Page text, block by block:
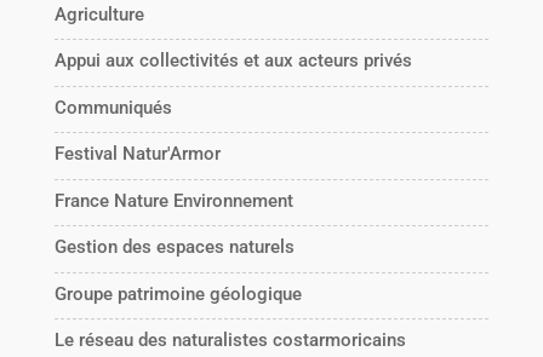
Agriculture
Appui aux collectivités et aux acteurs privés
Communiqués
Festival Natur'Armor
France Nature Environnement
Gestion des espaces naturels
Groupe patrimoine géologique
Le réseau des naturalistes costarmoricains